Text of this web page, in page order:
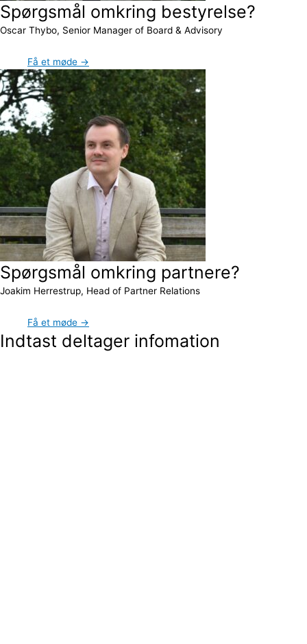
Spørgsmål omkring bestyrelse?
Oscar Thybo, Senior Manager of Board & Advisory
Få et møde →
Spørgsmål omkring partnere?
Joakim Herrestrup, Head of Partner Relations
Få et møde →
Indtast deltager infomation